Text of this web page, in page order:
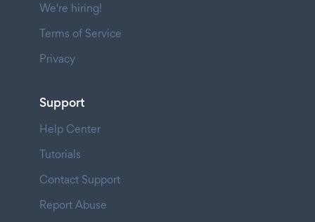
We're hiring!
Terms of Service
Privacy
Support
Help Center
Tutorials
Contact Support
Report Abuse